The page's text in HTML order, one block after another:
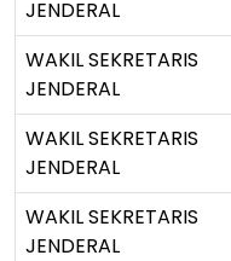
JENDERAL
WAKIL SEKRETARIS
JENDERAL
WAKIL SEKRETARIS
JENDERAL
WAKIL SEKRETARIS
JENDERAL